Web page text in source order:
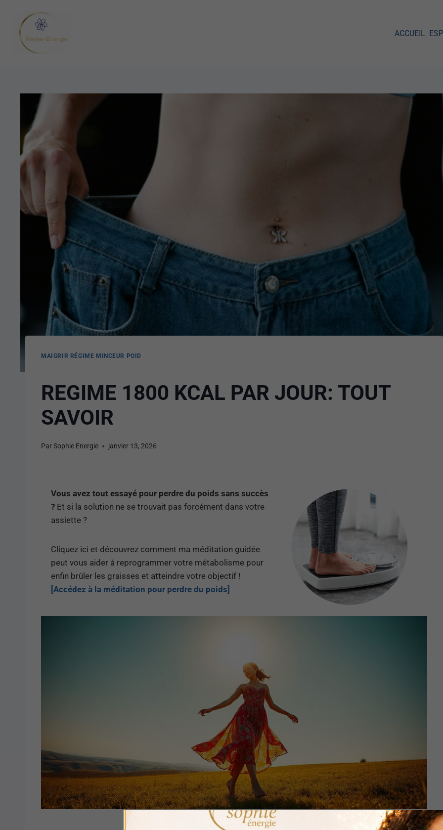
ACCUEIL
MAIGRIR RÉGIME MINCEUR POID
REGIME 1800 KCAL PAR JOUR: TOUT
SAVOIR
ParSophie Energie janvier 13, 2026
Vous avez tout essayé pour perdre du poids sans succès
? Et si la solution ne se trouvait pas forcément dans votre
assiette ?
Cliquez ici et découvrez comment ma méditation guidée
peut vous aider à reprogrammer votre métabolisme pour
enfin brûler les graisses et atteindre votre objectif !
[Accédez à la méditation pour perdre du poids]